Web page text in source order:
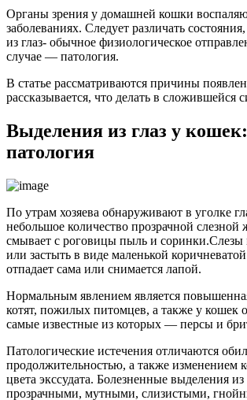
Органы зрения у домашней кошки
заболеваниях. Следует различать
из глаз- обычное физиологическое
случае — патология.
В статье рассматриваются причины
рассказывается, что делать в сложившейся
Выделения из глаз у
патология
По утрам хозяева обнаруживают в уголке
небольшое количество прозрачной слезной
смывает с роговицы пыль и соринки.Слезы
или застыть в виде маленькой
отпадает сама или снимается лапой.
Нормальным явлением является
котят, пожилых питомцев, а также у кошек
самые известные из которых — персы и
Патологические истечения отличаются
продолжительностью, а также изменением
цвета экссудата. Болезненные выделения из
прозрачными, мутными, слизистыми,